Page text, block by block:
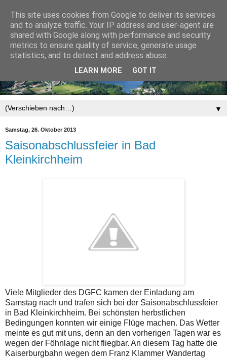
▼
Samstag, 26. Oktober 2013
Saisonabschlussfeier in Bad
Kleinkirchheim
Viele Mitglieder des DGFC kamen der Einladung am
Samstag nach und trafen sich bei der Saisonabschlussfeier
in Bad Kleinkirchheim. Bei schönsten herbstlichen
Bedingungen konnten wir einige Flüge machen. Das Wetter
meinte es gut mit uns, denn an den vorherigen Tagen war es
wegen der Föhnlage nicht fliegbar. An diesem Tag hatte die
Kaiserburgbahn wegen dem Franz Klammer Wandertag
This site uses cookies from Google to deliver its services
and to analyze traffic. Your IP address and user-agent are
shared with Google along with performance and security
metrics to ensure quality of service, generate usage
statistics, and to detect and address abuse.
LEARN MORE GOT IT